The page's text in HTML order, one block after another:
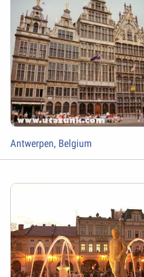
Antwerpen, Belgium